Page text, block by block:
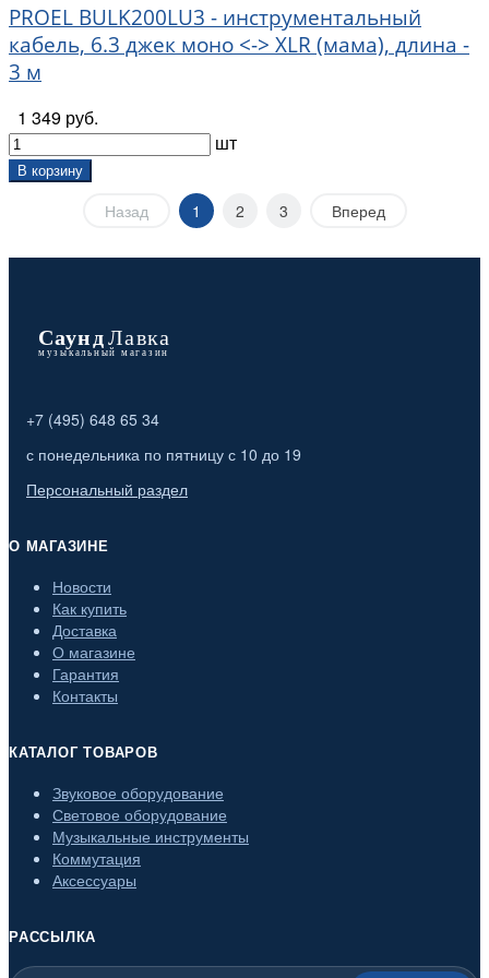
PROEL BULK200LU3 - инструментальный
кабель, 6.3 джек моно <-> XLR (мама), длина -
3 м
1 349 руб.
шт
В корзину
Назад 1 2 3 Вперед
+7 (495) 648 65 34
с понедельника по пятницу с 10 до 19
Персональный раздел
О МАГАЗИНЕ
Новости
Как купить
Доставка
О магазине
Гарантия
Контакты
КАТАЛОГ ТОВАРОВ
Звуковое оборудование
Световое оборудование
Музыкальные инструменты
Коммутация
Аксессуары
РАССЫЛКА